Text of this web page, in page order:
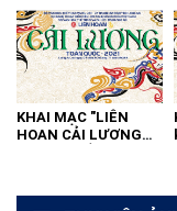
KHAI MẠC "LIÊN
HOAN CẢI LƯƠNG